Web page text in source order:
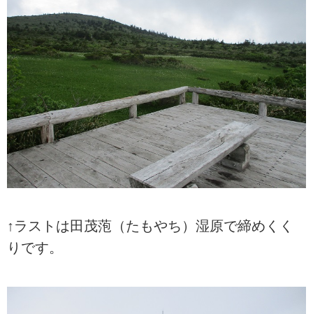
↑ラストは田茂萢（たもやち）湿原で締めくく
りです。